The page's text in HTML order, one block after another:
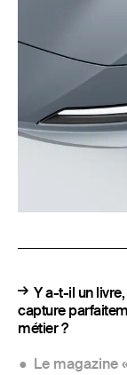
Y a-t-il un
capture
métier ?
Le magazine